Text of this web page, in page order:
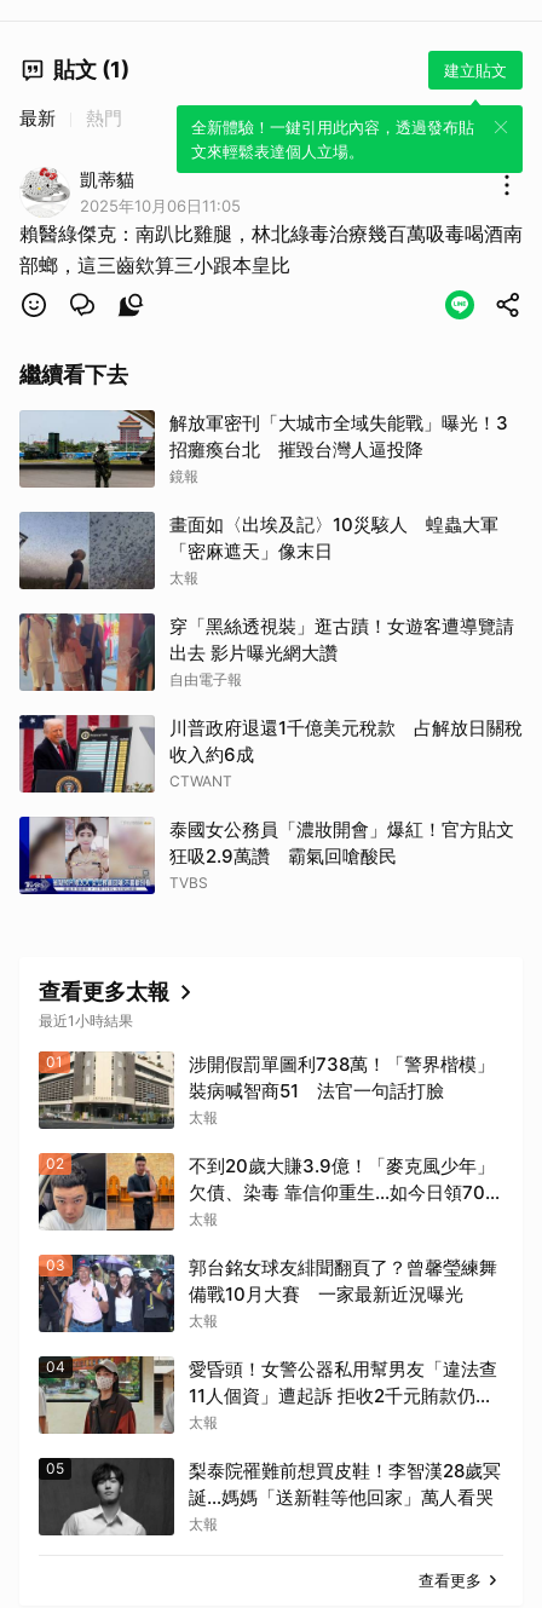
貼文 (1) 建立貼文
全新體驗！一鍵引用此內容，透過發布貼
文來輕鬆表達個人立場。
最新 熱門
凱蒂貓
2025年10月06日11:05
賴醫綠傑克：南趴比雞腿，林北綠毒治療幾百萬吸毒喝酒南
部螂，這三齒欸算三小跟本皇比
繼續看下去
解放軍密刊「大城市全域失能戰」曝光！3
招癱瘓台北 摧毀台灣人逼投降
鏡報
畫面如〈出埃及記〉10災駭人 蝗蟲大軍
「密麻遮天」像末日
太報
穿「黑絲透視裝」逛古蹟！女遊客遭導覽請
出去 影片曝光網大讚
自由電子報
川普政府退還1千億美元稅款 占解放日關稅
收入約6成
CTWANT
泰國女公務員「濃妝開會」爆紅！官方貼文
狂吸2.9萬讚 霸氣回嗆酸民
TVBS
查看更多太報
最近1小時結果
01
涉開假罰單圖利738萬！「警界楷模」
裝病喊智商51 法官一句話打臉
太報
02
不到20歲大賺3.9億！「麥克風少年」
欠債、染毒 靠信仰重生...如今日領700
元過活
太報
03
郭台銘女球友緋聞翻頁了？曾馨瑩練舞
備戰10月大賽 一家最新近況曝光
太報
04
愛昏頭！女警公器私用幫男友「違法查
11人個資」遭起訴 拒收2千元賄款仍難
逃法網
太報
05
梨泰院罹難前想買皮鞋！李智漢28歲冥
誕…媽媽「送新鞋等他回家」萬人看哭
太報
查看更多